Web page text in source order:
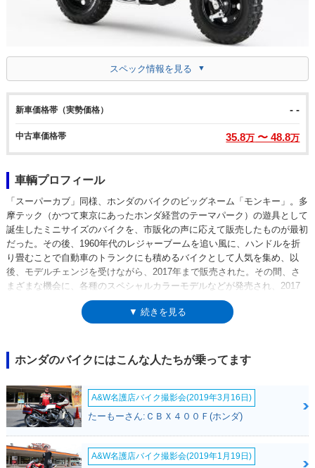
スペック情報を見る
新車価格帯（実勢価格） - -
中古車価格帯 35.8万 〜 48.8万
車輌プロフィール
「スーパーカブ」同様、ホンダのバイクのビッグネーム「モンキー」。多
摩テック（かつて東京にあったホンダ経営のテーマパーク）の遊具として
誕生したミニサイズのバイクを、市販化の声に応えて販売したものが最初
だった。その後、1960年代のレジャーブームを追い風に、ハンドルを折
り畳むことで自動車のトランクにも積めるバイクとして人気を集め、以
後、モデルチェンジを受けながら、2017年まで販売された。その間、さ
まざまな機会に、各種のスペシャルカラーモデルなどが発売され、2017
年の販売終了時も、「モンキー・50周年スペシャル」として、メッキカラ
ーバージョンが限定販売された。（2018年7月、実質上の後継モデルとな
▼ 続きを見る
ホンダのバイクにはこんな人たちが乗ってます
A&W名護店バイク撮影会(2019年3月16日)
たーもーさん:ＣＢＸ４００Ｆ(ホンダ)
A&W名護店バイク撮影会(2019年1月19日)